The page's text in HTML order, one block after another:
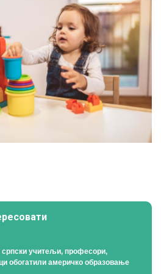
српски учитељи, професори,
обогатили америчко образовање